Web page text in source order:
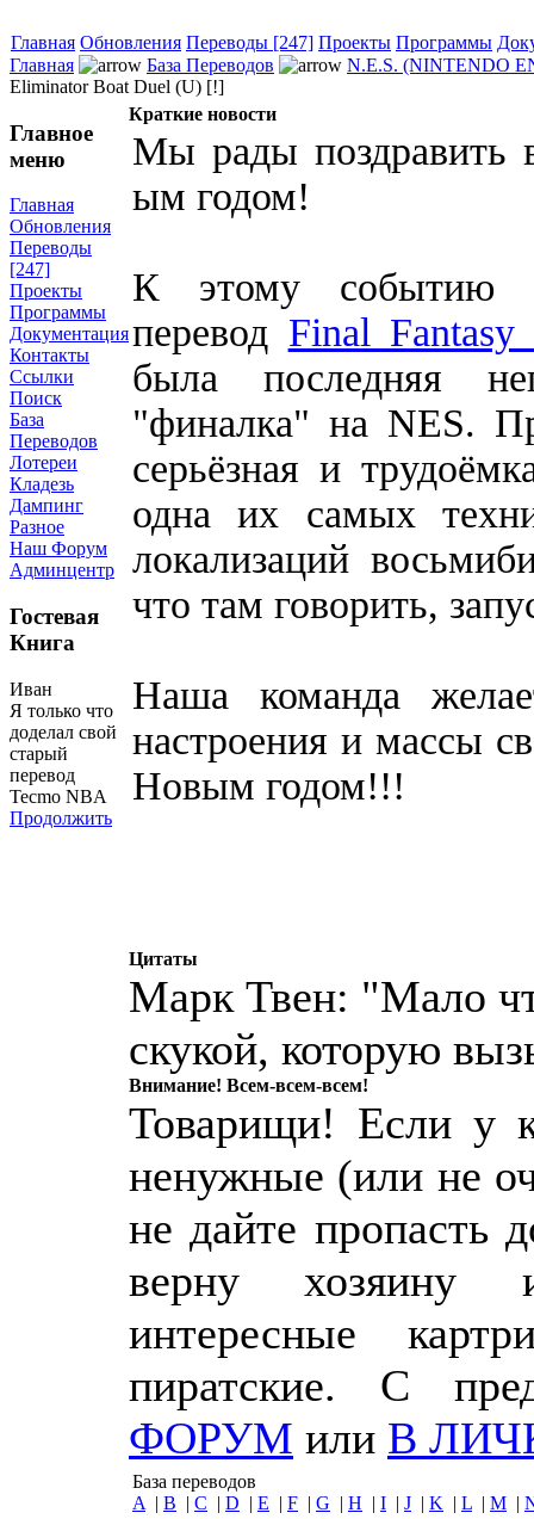
Главная Обновления Переводы [247] Проекты Программы
Главная
База Переводов
N.E.S. (NINTENDO
Eliminator Boat Duel (U) [!]
Главное
меню
Главная
Обновления
Переводы
[247]
Проекты
Программы
Документация
Контакты
Ссылки
Поиск
База
Переводов
Лотереи
Кладезь
Дампинг
Разное
Наш Форум
Админцентр
Гостевая
Книга
Иван
Я только что
доделал свой
старый
перевод
Tecmo NBA
Продолжить
Краткие новости
Мы рады поздравить
ым годом!
К этому событию
перевод Final
была последняя
"финалка" на NES.
серьёзная и
одна их самых
локализаций
что там говорить,
Наша команда
настроения и массы
Новым годом!!!
Цитаты
Марк Твен: "Мало
скукой, которую
Внимание! Всем-всем-всем!
Товарищи! Если у
ненужные (или не
не дайте пропасть
верну хозяину
интересные
пиратские. С
ФОРУМ или В
База переводов
A | B | C | D | E | F | G | H | I | J | K | L | M |